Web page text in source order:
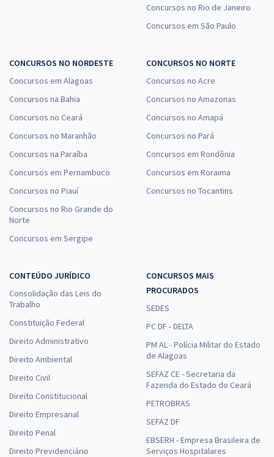
Concursos no Rio de Janeiro
Concursos em São Paulo
CONCURSOS NO NORDESTE
Concursos em Alagoas
Concursos na Bahia
Concursos no Ceará
Concursos no Maranhão
Concursos na Paraíba
Concursos em Pernambuco
Concursos no Piauí
Concursos no Rio Grande do
Norte
Concursos em Sergipe
CONCURSOS NO NORTE
Concursos no Acre
Concursos no Amazonas
Concursos no Amapá
Concursos no Pará
Concursos em Rondônia
Concursos em Roraima
Concursos no Tocantins
CONTEÚDO JURÍDICO
Consolidação das Leis do
Trabalho
Constituição Federal
Direito Administrativo
Direito Ambiental
Direito Civil
Direito Constitucional
Direito Empresarial
Direito Penal
Direito Previdenciário
CONCURSOS MAIS
PROCURADOS
SEDES
PC DF - DELTA
PM AL - Polícia Militar do Estado
de Alagoas
SEFAZ CE - Secretaria da
Fazenda do Estado do Ceará
PETROBRAS
SEFAZ DF
EBSERH - Empresa Brasileira de
Serviços Hospitalares